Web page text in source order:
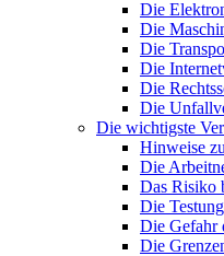
Die
Die
Die
Die
Die
Die
Die wichtigste
Hinweise
Die
Das Risiko
Die
Die Gefahr
Die